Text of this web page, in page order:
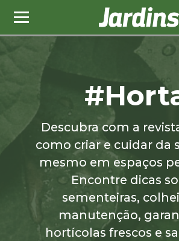
Descubra com a
como criar e cuidar da
mesmo em espaços
Encontre dicas
sementeiras,
manutenção,
hortícolas frescos e